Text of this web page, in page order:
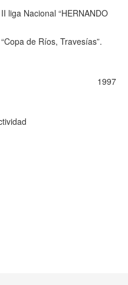
liga Nacional “HERNANDO
de Ríos, Travesías”.
1997